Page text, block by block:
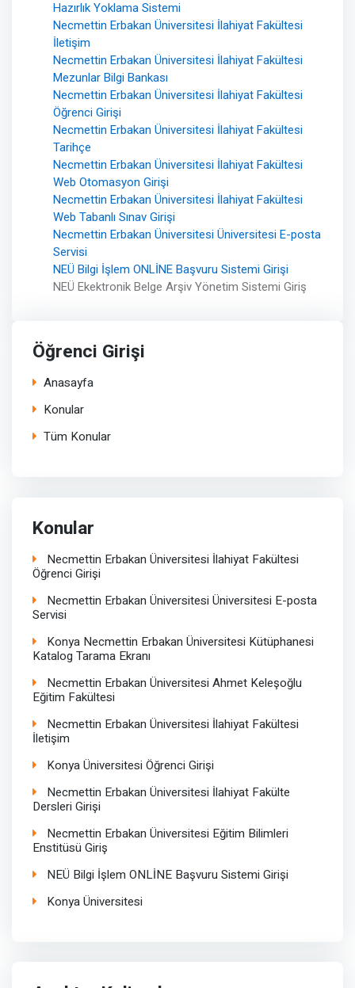
Hazırlık Yoklama Sistemi
Necmettin Erbakan Üniversitesi İlahiyat Fakültesi
İletişim
Necmettin Erbakan Üniversitesi İlahiyat Fakültesi
Mezunlar Bilgi Bankası
Necmettin Erbakan Üniversitesi İlahiyat Fakültesi
Öğrenci Girişi
Necmettin Erbakan Üniversitesi İlahiyat Fakültesi
Tarihçe
Necmettin Erbakan Üniversitesi İlahiyat Fakültesi
Web Otomasyon Girişi
Necmettin Erbakan Üniversitesi İlahiyat Fakültesi
Web Tabanlı Sınav Girişi
Necmettin Erbakan Üniversitesi Üniversitesi E-posta
Servisi
NEÜ Bilgi İşlem ONLİNE Başvuru Sistemi Girişi
NEÜ Ekektronik Belge Arşiv Yönetim Sistemi Giriş
Öğrenci Girişi
Anasayfa
Konular
Tüm Konular
Konular
Necmettin Erbakan Üniversitesi İlahiyat Fakültesi
Öğrenci Girişi
Necmettin Erbakan Üniversitesi Üniversitesi E-posta
Servisi
Konya Necmettin Erbakan Üniversitesi Kütüphanesi
Katalog Tarama Ekranı
Necmettin Erbakan Üniversitesi Ahmet Keleşoğlu
Eğitim Fakültesi
Necmettin Erbakan Üniversitesi İlahiyat Fakültesi
İletişim
Konya Üniversitesi Öğrenci Girişi
Necmettin Erbakan Üniversitesi İlahiyat Fakülte
Dersleri Girişi
Necmettin Erbakan Üniversitesi Eğitim Bilimleri
Enstitüsü Giriş
NEÜ Bilgi İşlem ONLİNE Başvuru Sistemi Girişi
Konya Üniversitesi